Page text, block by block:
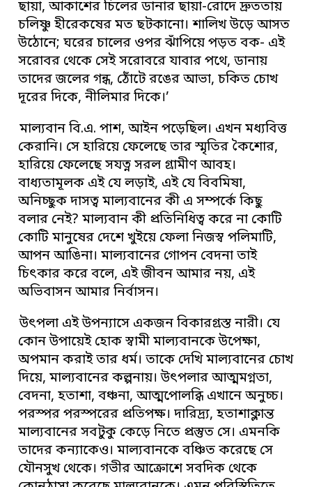
ছায়া, আকাশের চিলের ডানার ছায়া-রোদে দ্রুততায়
চলিষ্ণু হীরেকষের মত ছটকানো। শালিখ উড়ে আসত
উঠোনে; ঘরের চালের ওপর ঝাঁপিয়ে পড়ত বক- এই
সরোবর থেকে সেই সরোবরে যাবার পথে, ডানায়
তাদের জলের গন্ধ, ঠোঁটে রঙের আভা, চকিত চোখ
দূরের দিকে, নীলিমার দিকে।’
মাল্যবান বি.এ. পাশ, আইন পড়েছিল। এখন মধ্যবিত্ত
কেরানি। সে হারিয়ে ফেলেছে তার স্মৃতির কৈশোর,
হারিয়ে ফেলেছে সযত্ন সরল গ্রামীণ আবহ।
বাধ্যতামূলক এই যে লড়াই, এই যে বিবমিষা,
অনিচ্ছুক দাসত্ব মাল্যবানের কী এ সম্পর্কে কিছু
বলার নেই? মাল্যবান কী প্রতিনিধিত্ব করে না কোটি
কোটি মানুষের দেশে খুইয়ে ফেলা নিজস্ব পলিমাটি,
আপন আঙিনা। মাল্যবানের গোপন বেদনা তাই
চিৎকার করে বলে, এই জীবন আমার নয়, এই
অভিবাসন আমার নির্বাসন।
উৎপলা এই উপন্যাসে একজন বিকারগ্রস্ত নারী। যে
কোন উপায়েই হোক স্বামী মাল্যবানকে উপেক্ষা,
অপমান করাই তার ধর্ম। তাকে দেখি মাল্যবানের চোখ
দিয়ে, মাল্যবানের কল্পনায়। উৎপলার আত্মমগ্নতা,
বেদনা, হতাশা, বঞ্চনা, আত্মপোলব্ধি এখানে অনুচ্চ।
পরস্পর পরস্পরের প্রতিপক্ষ। দারিদ্র্য, হতাশাক্লান্ত
মাল্যবানের সবটুকু কেড়ে নিতে প্রস্তুত সে। এমনকি
তাদের কন্যাকেও। মাল্যবানকে বঞ্চিত করেছে সে
যৌনসুখ থেকে। গভীর আক্রোশে সবদিক থেকে